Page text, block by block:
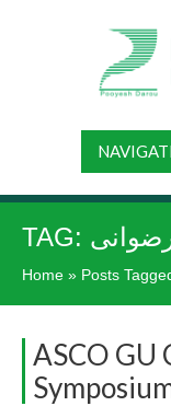
TAG:
Home »
ASCO GU